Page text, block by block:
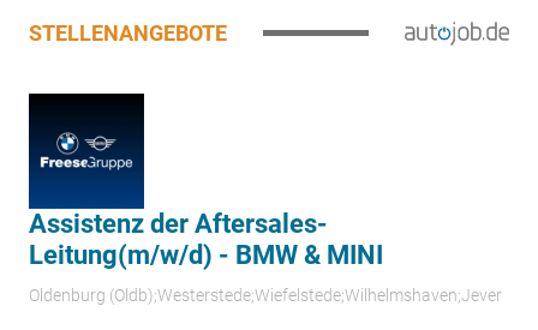
STELLENANGEBOTE
Assistenz der Aftersales-
Leitung(m/w/d) - BMW & MINI
Oldenburg (Oldb);Westerstede;Wiefelstede;Wilhelmshaven;Jever